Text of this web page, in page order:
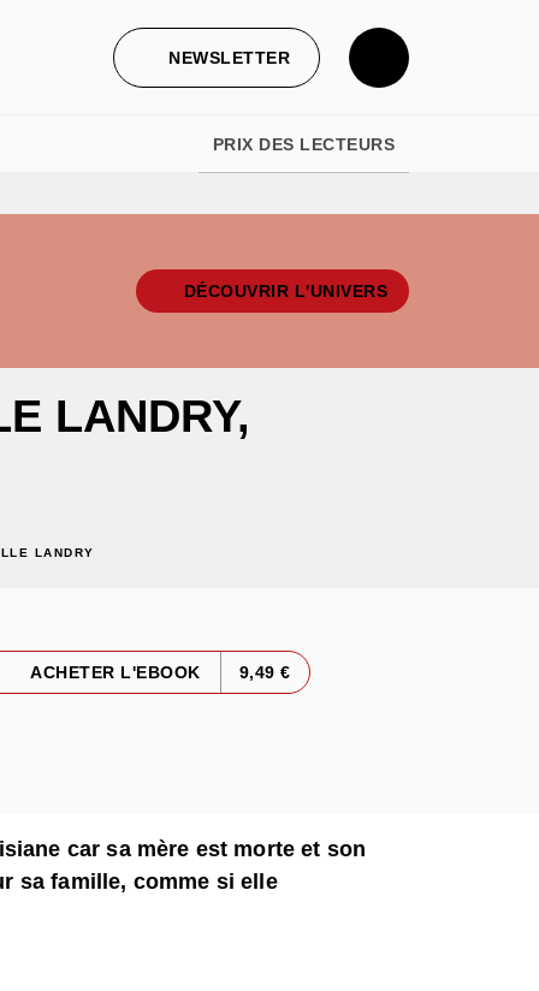
NEWSLETTER
PRIX DES LECTEURS
DÉCOUVRIR L'UNIVERS
LANDRY,
LANDRY
ACHETER L'EBOOK 9,49 €
car sa mère est morte et son
sa famille, comme si elle